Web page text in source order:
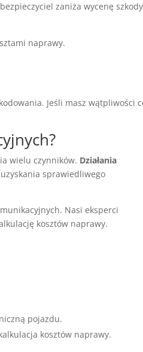
zaniża wycenę szkody
naprawy.
Jeśli masz wątpliwości
wielu czynników. Działania
sprawiedliwego
Nasi eksperci
kosztów naprawy.
pojazdu.
kosztów naprawy.